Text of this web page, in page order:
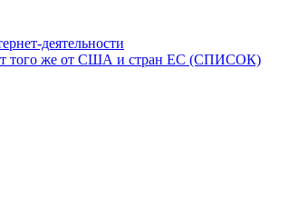
деятельности
того же от США и стран ЕС (СПИСОК)